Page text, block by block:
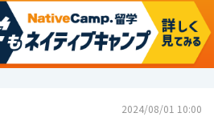
2024/08/01 10:00